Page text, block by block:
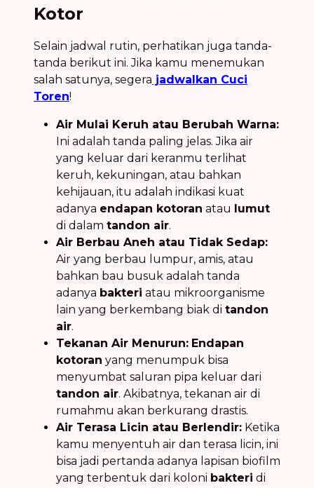
Kotor
Selain jadwal rutin, perhatikan juga tanda-
tanda berikut ini. Jika kamu menemukan
salah satunya, segera jadwalkan Cuci
Toren!
Air Mulai Keruh atau Berubah Warna:
Ini adalah tanda paling jelas. Jika air
yang keluar dari keranmu terlihat
keruh, kekuningan, atau bahkan
kehijauan, itu adalah indikasi kuat
adanya endapan kotoran atau lumut
di dalam tandon air.
Air Berbau Aneh atau Tidak Sedap:
Air yang berbau lumpur, amis, atau
bahkan bau busuk adalah tanda
adanya bakteri atau mikroorganisme
lain yang berkembang biak di tandon
air.
Tekanan Air Menurun: Endapan
kotoran yang menumpuk bisa
menyumbat saluran pipa keluar dari
tandon air. Akibatnya, tekanan air di
rumahmu akan berkurang drastis.
Air Terasa Licin atau Berlendir: Ketika
kamu menyentuh air dan terasa licin, ini
bisa jadi pertanda adanya lapisan biofilm
yang terbentuk dari koloni bakteri di